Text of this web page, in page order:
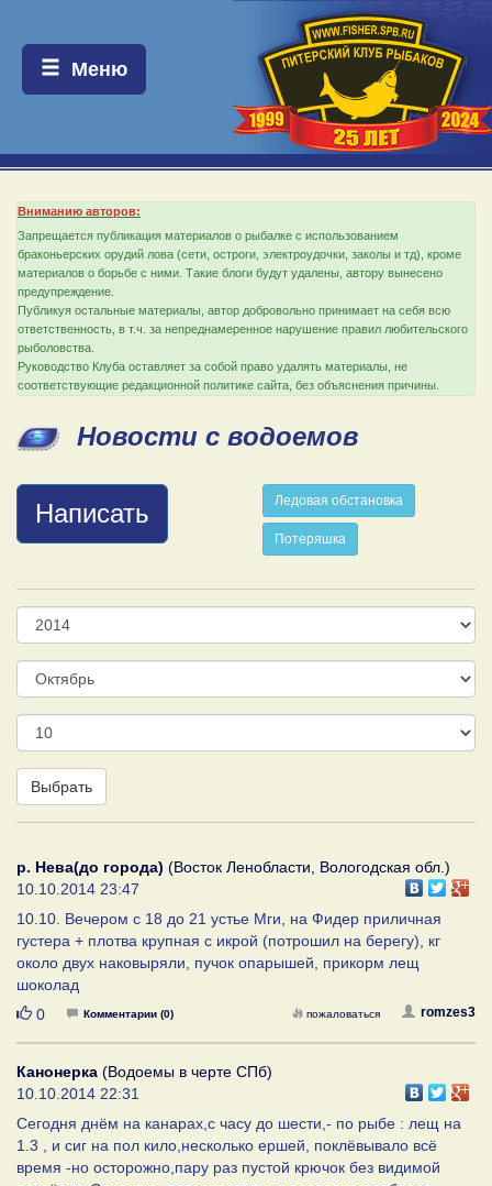
Меню:
Меню
Вниманию авторов:
Запрещается публикация материалов о рыбалке с использованием
браконьерских орудий лова (сети, остроги, электроудочки, заколы и тд), кроме
материалов о борьбе с ними. Такие блоги будут удалены, автору вынесено
предупреждение.
Публикуя остальные материалы, автор добровольно принимает на себя всю
ответственность, в т.ч. за непреднамеренное нарушение правил любительского
рыболовства.
Руководство Клуба оставляет за собой право удалять материалы, не
соответствующие редакционной политике сайта, без объяснения причины.
Новости с водоемов
Написать Ледовая обстановка
Потеряшка
Год
Месяц
День
Выбрать
р. Нева(до города) (Восток Ленобласти, Вологодская обл.)
10.10.2014 23:47
10.10. Вечером с 18 до 21 устье Мги, на Фидер приличная
густера + плотва крупная с икрой (потрошил на берегу), кг
около двух наковыряли, пучок опарышей, прикорм лещ
шоколад
Нравится
0 Комментарии (0) romzes3
пожаловаться
Канонерка (Водоемы в черте СПб)
10.10.2014 22:31
Сегодня днём на канарах,с часу до шести,- по рыбе : лещ на
1.3 , и сиг на пол кило,несколько ершей, поклёвывало всё
время -но осторожно,пару раз пустой крючок без видимой